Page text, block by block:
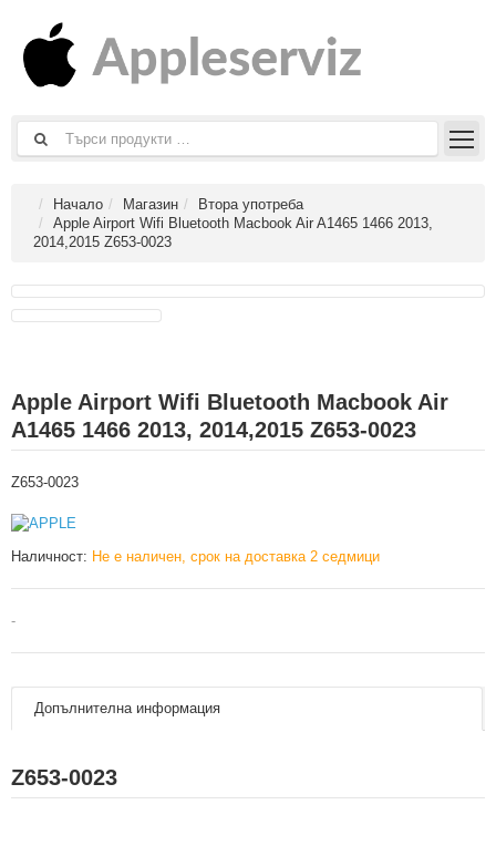
Начало Магазин
Втора употреба
Apple Airport Wifi Bluetooth Macbook Air A1465 1466 2013,
2014,2015 Z653-0023
Apple Airport Wifi Bluetooth Macbook Air
A1465 1466 2013, 2014,2015 Z653-0023
Z653-0023
Наличност: Не е наличен, срок на доставка 2 седмици
-
Допълнителна информация
Z653-0023